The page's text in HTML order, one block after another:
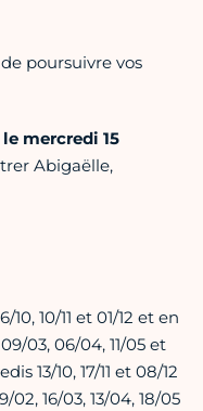
poursuivre vos
mercredi 15
Abigaëlle,
10/11 et 01/12 et en
03, 06/04, 11/05 et
13/10, 17/11 et 08/12
16/03, 13/04, 18/05